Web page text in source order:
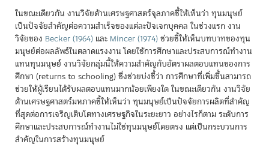
ในขณะเดียวกัน งานวิจัยด้านเศรษฐศาสตร์จุลภาคชี้ให้เห็นว่า ทุนมนุษย์
เป็นปัจจัยสำคัญต่อความสำเร็จของแต่ละปัจเจกบุคคล ในช่วงแรก งาน
วิจัยของ Becker (1964) และ Mincer (1974)ช่วยชี้ให้เห็นบทบาทของทุน
มนุษย์ต่อผลลัพธ์ในตลาดแรงงาน โดยใช้การศึกษาและประสบการณ์ทำงาน
แทนทุนมนุษย์ งานวิจัยกลุ่มนี้ให้ความสำคัญกับอัตราผลตอบแทนของการ
ศึกษา (returns to schooling) ซึ่งช่วยบ่งชี้ว่า การศึกษาที่เพิ่มขึ้นสามารถ
ช่วยให้ผู้เรียนได้รับผลตอบแทนมากน้อยเพียงใด ในขณะเดียวกัน งานวิจัย
ด้านเศรษฐศาสตร์มหภาคชี้ให้เห็นว่า ทุนมนุษย์เป็นปัจจัยการผลิตที่สำคัญ
ที่สุดต่อการเจริญเติบโตทางเศรษฐกิจในระยะยาว อย่างไรก็ตาม ระดับการ
ศึกษาและประสบการณ์ทำงานไม่ใช่ทุนมนุษย์โดยตรง แต่เป็นกระบวนการ
สำคัญในการสร้างทุนมนุษย์